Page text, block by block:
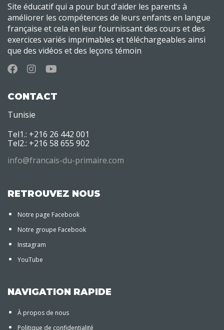
Site éducatif qui a pour but d'aider les parents à
améliorer les compétences de leurs enfants en langue
française et cela en leur fournissant des cours et des
exercices variés imprimables et téléchargeables ainsi
que des vidéos et des leçons témoin
CONTACT
Tunisie
Tel1.: +216 26 442 001
Tel2.: +216 58 655 902
info@francais-du-primaire.com
RETROUVEZ NOUS
Notre page Facebook
Notre groupe Facebook
Instagram
YouTube
NAVIGATION RAPIDE
À propos de nous
Politique de confidentialité